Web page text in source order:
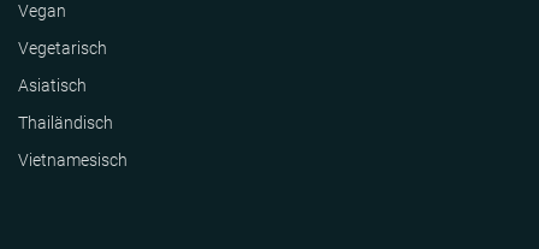
Vegan
Vegetarisch
Asiatisch
Thailändisch
Vietnamesisch